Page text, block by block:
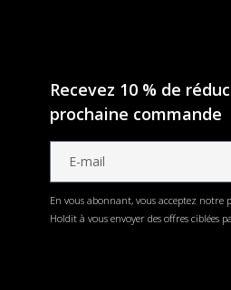
Recevez 10 % de
prochaine commande
En vous abonnant, vous acceptez
Holdit à vous envoyer des offres ciblées